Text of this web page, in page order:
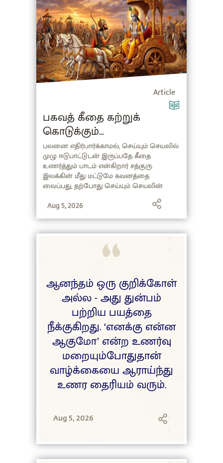
Article
பகவத் கீதை கற்றுக்
கொடுக்கும்
விலைமதிப்பற்ற பாடம்
பலனை எதிர்பார்க்காமல், செய்யும் செயலில்
முழு ஈடுபாட்டுடன் இருப்பதே கீதை
உணர்த்தும் பாடம் என்கிறார் சத்குரு.
இலக்கின் மீது மட்டுமே கவனத்தை
வைப்பது, தற்போது செய்யும் செயலின்
இலக்கை நோக்கிய கற்பனைகளைத்
தவிர்த்து, நிகழ்கால செயலில் முழு
கீதையின் சுவாரஸ்யமான மறுபக்கத்தைத்
தெரிந்துகொள்ள, கட்டுரையை
முழுமையாகப் படியுங்கள்!
Aug 5, 2026
ஆனந்தம் ஒரு குறிக்கோள்
அல்ல - அது துன்பம்
பற்றிய பயத்தை
நீக்குகிறது. ‘எனக்கு என்ன
ஆகுமோ’ என்ற உணர்வு
மறையும்போதுதான்
வாழ்க்கையை ஆராய்ந்து
உணர தைரியம் வரும்.
Aug 5, 2026